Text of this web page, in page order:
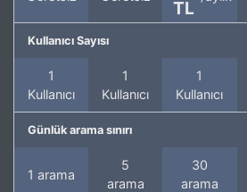
TL
Kullanıcı Sayısı
1
Kullanıcı
1
Kullanıcı
1
Kullanıcı
Günlük arama sınırı
1 arama
5
arama
30
arama